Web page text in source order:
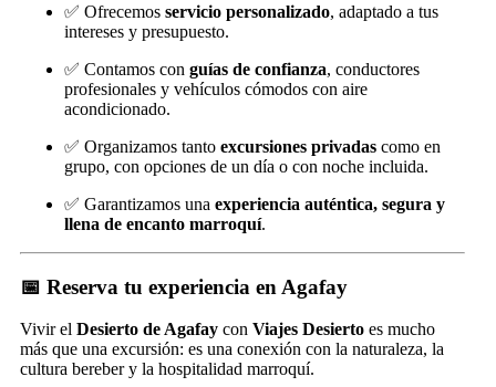
✅ Ofrecemos servicio personalizado, adaptado a tus
intereses y presupuesto.
✅ Contamos con guías de confianza, conductores
profesionales y vehículos cómodos con aire
acondicionado.
✅ Organizamos tanto excursiones privadas como en
grupo, con opciones de un día o con noche incluida.
✅ Garantizamos una experiencia auténtica, segura y
llena de encanto marroquí.
📅 Reserva tu experiencia en Agafay
Vivir el Desierto de Agafay con Viajes Desierto es mucho
más que una excursión: es una conexión con la naturaleza, la
cultura bereber y la hospitalidad marroquí.